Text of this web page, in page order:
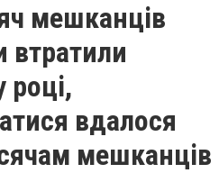
мешканців
році,
вдалося
мешканців